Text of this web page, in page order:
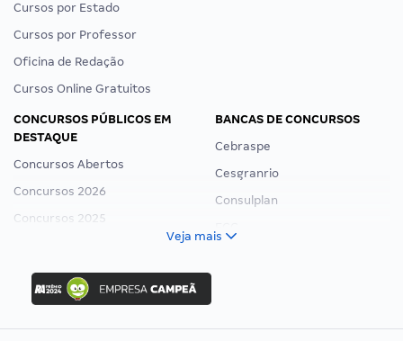
Cursos por Estado
Cursos por Professor
Oficina de Redação
Cursos Online Gratuitos
CONCURSOS PÚBLICOS EM
DESTAQUE
Concursos Abertos
Concursos 2026
Concursos 2025
Concurso Ibama
Concurso MPU
Editais publicados
BANCAS DE CONCURSOS
Cebraspe
Cesgranrio
Consulplan
Veja mais